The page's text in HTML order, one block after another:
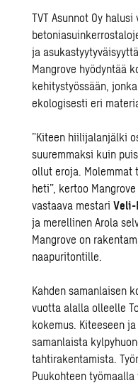
TVT Asunnot Oy
ja
Mangrove hyödyntää
kehitystyössään,
ekologisesti eri
”Kiteen hiilijalanjälki
suuremmaksi kuin
ollut eroja.
heti”, kertoo
vastaava mestariVeli-
ja merellinen Arola
Mangrove on
naapuritontille.
Kahden samanlaisen
vuotta alalla olleelle
kokemus. Kiteeseen
samanlaista
tahtirakentamista.
Puukohteen